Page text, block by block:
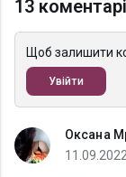
13
Щоб залишити
Увійти
Оксана